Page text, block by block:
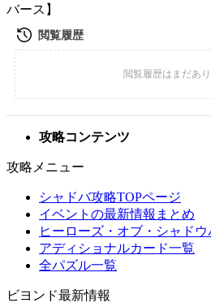
バース】
攻略コンテンツ
攻略メニュー
シャドバ攻略TOPページ
イベントの最新情報まとめ
ヒーローズ・オブ・シャド
アディショナルカード一覧
全パズル一覧
ビヨンド最新情報